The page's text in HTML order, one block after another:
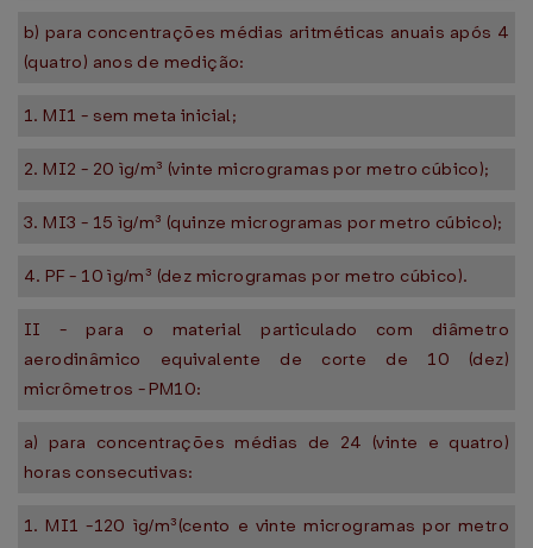
b) para concentrações médias aritméticas anuais após 4
(quatro) anos de medição:
1. MI1 - sem meta inicial;
2. MI2 - 20 ìg/m³ (vinte microgramas por metro cúbico);
3. MI3 - 15 ìg/m³ (quinze microgramas por metro cúbico);
4. PF - 10 ìg/m³ (dez microgramas por metro cúbico).
II - para o material particulado com diâmetro
aerodinâmico equivalente de corte de 10 (dez)
micrômetros - PM10:
a) para concentrações médias de 24 (vinte e quatro)
horas consecutivas:
1. MI1 -120 ìg/m³(cento e vinte microgramas por metro